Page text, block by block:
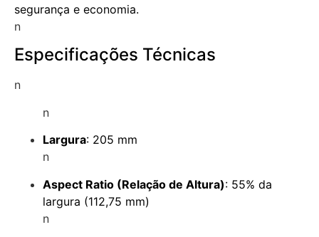
segurança e economia.
n
Especificações Técnicas
n
n
Largura: 205 mm
n
Aspect Ratio (Relação de Altura): 55% da
largura (112,75 mm)
n